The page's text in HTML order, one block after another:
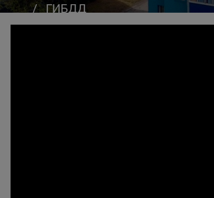
ГИБДД